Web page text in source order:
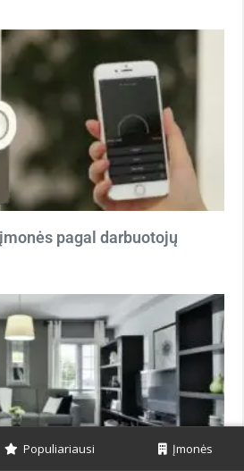
pagal darbuotojų
Populiariausi Įmonės